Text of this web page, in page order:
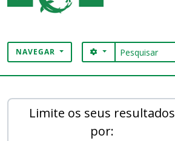
NAVEGAR Pesquisar
SEARCH OPTIONS
Limite os seus resultados
por: